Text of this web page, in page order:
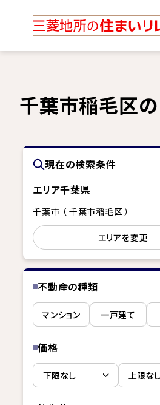
千葉市稲毛区
現在の検索条件
エリア千葉県
千葉市 （ 千葉市稲毛区 ）
エリアを変更
不動産の種類
マンション 一戸建て
価格